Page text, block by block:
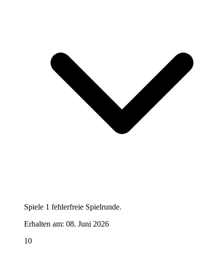
Spiele 1 fehlerfreie Spielrunde.
Erhalten am: 08. Juni 2026
10